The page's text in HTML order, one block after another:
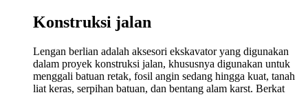
Konstruksi jalan
Lengan berlian adalah aksesori ekskavator yang digunakan
dalam proyek konstruksi jalan, khususnya digunakan untuk
menggali batuan retak, fosil angin sedang hingga kuat, tanah
liat keras, serpihan batuan, dan bentang alam karst. Berkat